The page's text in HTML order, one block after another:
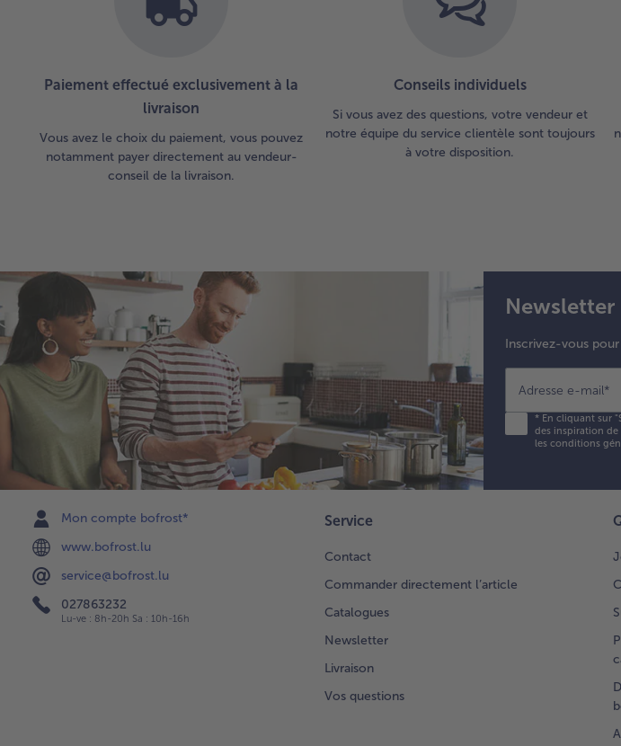
Paiement effectué exclusivement à la
livraison
Vous avez le choix du paiement, vous pouvez
notamment payer directement au vendeur-
conseil de la livraison.
Conseils individuels
Si vous avez des questions, votre vendeur et
notre équipe du service clientèle sont toujours
à votre disposition.
Newsletter
Inscrivez-vous
Adresse e-mail*
*En cliquant sur
des inspiration de
les conditions
Mon compte bofrost*
www.bofrost.lu
service@bofrost.lu
027863232
Lu-ve : 8h-20h Sa : 10h-16h
Service
Contact
Commander directement l’article
Catalogues
Newsletter
Livraison
Vos questions